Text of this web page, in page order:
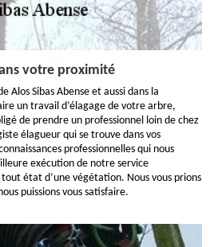
votre proximité
Alos Sibas Abense et aussi dans la
un travail d’élagage de votre arbre,
de prendre un professionnel loin de chez
élagueur qui se trouve dans vos
professionnelles qui nous
exécution de notre service
état d’une végétation. Nous vous prions
puissions vous satisfaire.